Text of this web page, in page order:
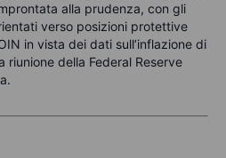
alla prudenza, con gli
verso posizioni protettive
in vista dei dati sull’inflazione di
riunione della Federal Reserve